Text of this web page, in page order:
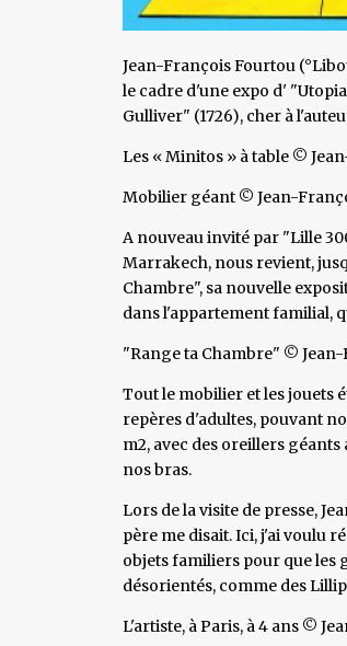
Jean-François Fourtou
le cadre d'une expo d'
Gulliver" (1726), cher à
Les « Minitos » à table ©
Mobilier géant © Jean-
A nouveau invité par "Lille
Marrakech, nous revient,
Chambre", sa nouvelle
dans l'appartement familial,
"Range ta Chambre" ©
Tout le mobilier et les jouets
repères d'adultes, pouvant
m2, avec des oreillers
nos bras.
Lors de la visite de presse,
père me disait. Ici, j'ai voulu
objets familiers pour que les
désorientés, comme des
L'artiste, à Paris, à 4 ans ©